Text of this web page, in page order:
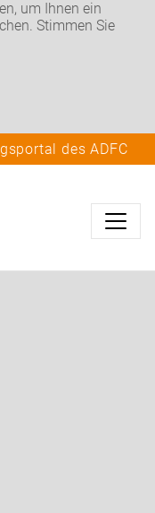
um Ihnen ein
Stimmen Sie
des ADFC